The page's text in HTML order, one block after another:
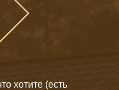
хотите (есть